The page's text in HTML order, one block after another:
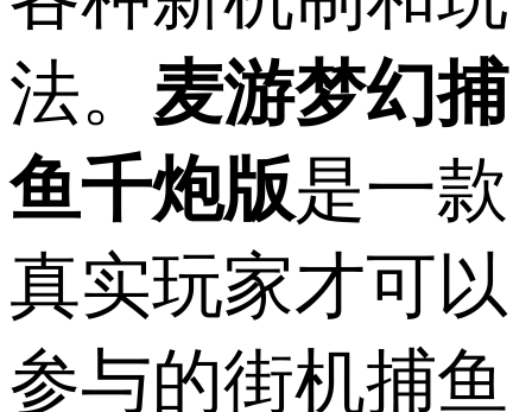
法。 麦游梦幻捕
鱼千炮版是一款
真实玩家才可以
参与的街机捕鱼